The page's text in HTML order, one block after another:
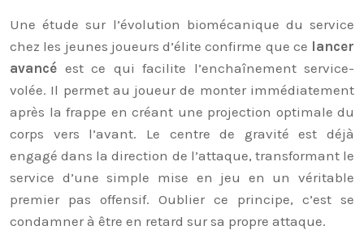
Une étude sur l’évolution biomécanique du service
chez les jeunes joueurs d’élite confirme que ce lancer
avancé est ce qui facilite l’enchaînement service-
volée. Il permet au joueur de monter immédiatement
après la frappe en créant une projection optimale du
corps vers l’avant. Le centre de gravité est déjà
engagé dans la direction de l’attaque, transformant le
service d’une simple mise en jeu en un véritable
premier pas offensif. Oublier ce principe, c’est se
condamner à être en retard sur sa propre attaque.